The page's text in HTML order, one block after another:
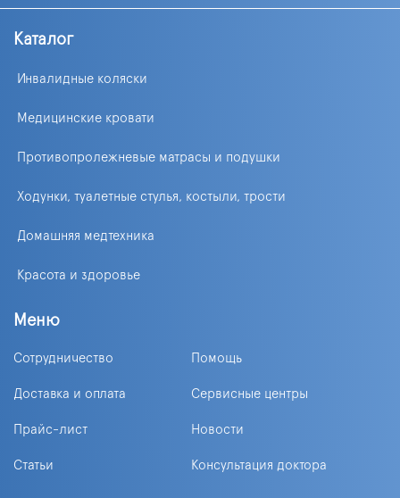
Каталог
Инвалидные коляски
Медицинские кровати
Противопролежневые матрасы и подушки
Ходунки, туалетные стулья, костыли, трости
Домашняя медтехника
Красота и здоровье
Меню
Сотрудничество Помощь
Доставка и оплата Сервисные центры
Прайс-лист Новости
Статьи Консультация доктора